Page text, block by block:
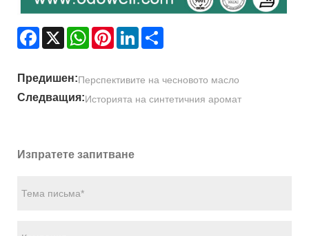
Facebook
X WhatsAppPinterestLinkedIn
Предишен:Перспективите на чесновото масло
Следващия:Историята на синтетичния аромат
Изпратете запитване